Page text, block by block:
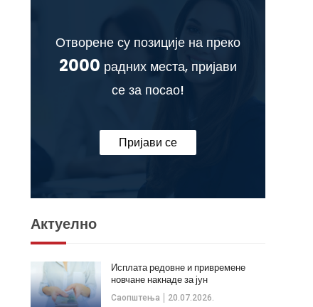
Отворене су позиције на преко
2000 радних места, пријави
се за посао!
Пријави се
Актуелно
Саопштења 20.07.2026.
Исплата редовне и привремене
новчане накнаде за јун